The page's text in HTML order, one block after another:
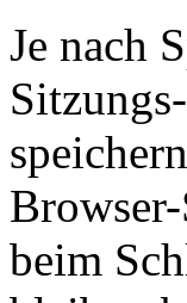
Je nach
beim